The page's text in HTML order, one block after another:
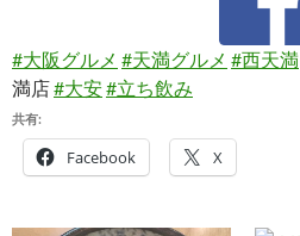
#大阪グルメ #天満グルメ #西天満
満店#大安#立ち飲み
共有:
Facebook X